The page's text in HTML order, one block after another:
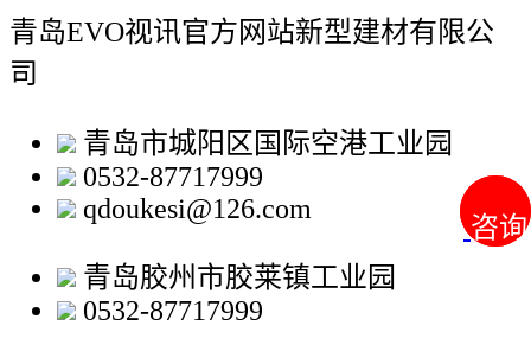
咨询
咨询
青岛EVO视讯官方网站新型建材有限公
司
青岛市城阳区国际空港工业园
0532-87717999
qdoukesi@126.com
青岛胶州市胶莱镇工业园
0532-87717999